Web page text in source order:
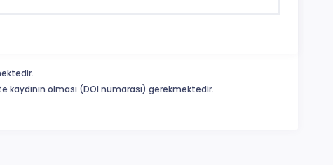
olması (DOI numarası) gerekmektedir.